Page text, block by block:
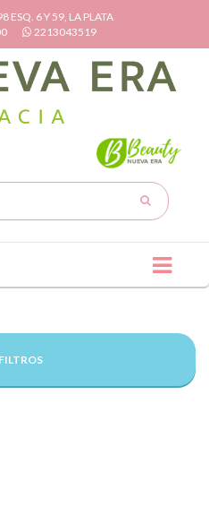
ESQ. 6 Y 59, LA PLATA
2213043519